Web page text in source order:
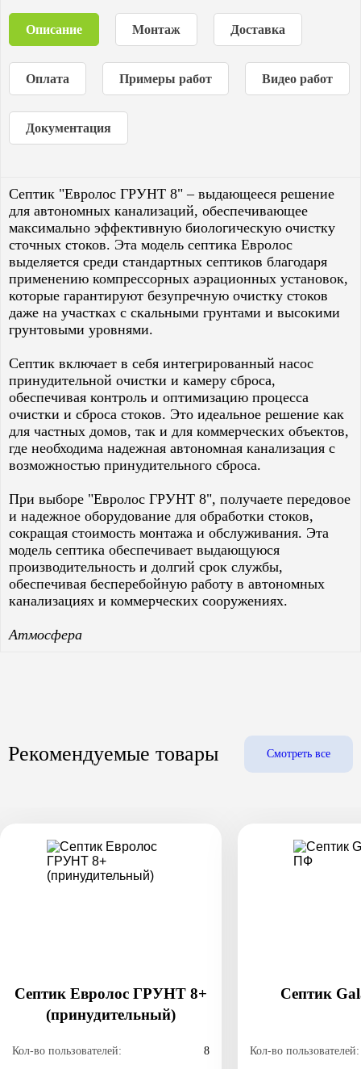
Описание Монтаж Доставка
Оплата Примеры работ Видео работ
Документация
Септик "Евролос ГРУНТ 8" – выдающееся решение
для автономных канализаций, обеспечивающее
максимально эффективную биологическую очистку
сточных стоков. Эта модель септика Евролос
выделяется среди стандартных септиков благодаря
применению компрессорных аэрационных установок,
которые гарантируют безупречную очистку стоков
даже на участках с скальными грунтами и высокими
грунтовыми уровнями.
Септик включает в себя интегрированный насос
принудительной очистки и камеру сброса,
обеспечивая контроль и оптимизацию процесса
очистки и сброса стоков. Это идеальное решение как
для частных домов, так и для коммерческих объектов,
где необходима надежная автономная канализация с
возможностью принудительного сброса.
При выборе "Евролос ГРУНТ 8", получаете передовое
и надежное оборудование для обработки стоков,
сокращая стоимость монтажа и обслуживания. Эта
модель септика обеспечивает выдающуюся
производительность и долгий срок службы,
обеспечивая бесперебойную работу в автономных
канализациях и коммерческих сооружениях.
Атмосфера
Рекомендуемые товары Смотреть все
Септик Евролос ГРУНТ 8+
(принудительный)
Кол-во пользователей: 8
Септик
Кол-во пользователей: